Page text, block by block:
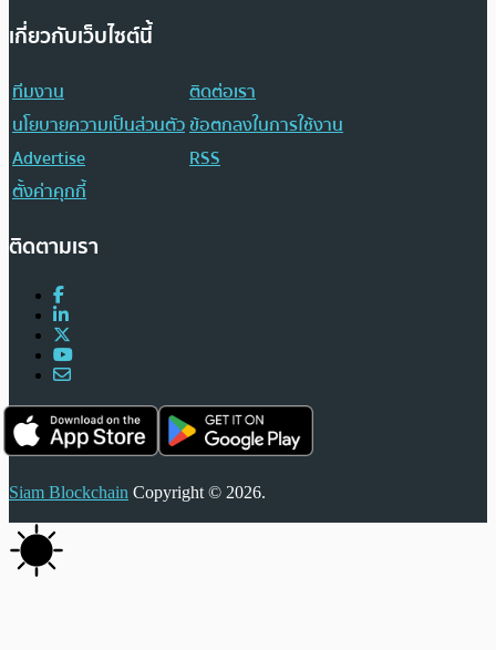
เกี่ยวกับเว็บไซต์นี้
ทีมงาน
ติดต่อเรา
นโยบายความเป็นส่วนตัวข้อตกลงในการใช้งาน
Advertise
RSS
ตั้งค่าคุกกี้
ติดตามเรา
Siam Blockchain Copyright © 2026.